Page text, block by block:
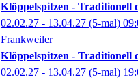
Klöppelspitzen - Traditionell
02.02.27 - 13.04.27 (5-mal)
Frankweiler
Klöppelspitzen - Traditionell
02.02.27 - 13.04.27 (5-mal)